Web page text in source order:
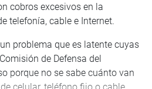
cobros excesivos en la
telefonía, cable e Internet.
problema que es latente cuyas
de Defensa del
porque no se sabe cuánto van